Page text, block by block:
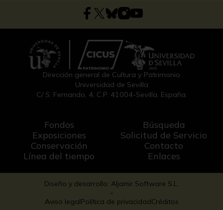
Dirección general de Cultura y Patrimonio
Universidad de Sevilla
C/ S. Fernando, 4, C.P. 41004-Sevilla, España.
Fondos
Exposiciones
Conservación
Línea del tiempo
Búsqueda
Solicitud de Servicio
Contacto
Enlaces
Diseño y desarrollo: Aljamir Software S.L.
-
Aviso legalPolítica de privacidadCréditos